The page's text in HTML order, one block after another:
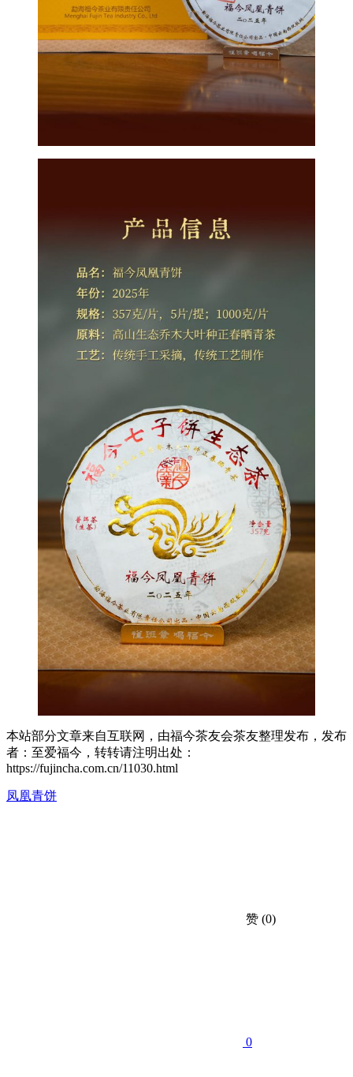
本站部分文章来自互联网，由福今茶友会茶友整理发布，发布
者：至爱福今，转转请注明出处：
https://fujincha.com.cn/11030.html
凤凰青饼
赞 (0)
0